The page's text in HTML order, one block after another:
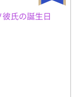
氏の誕生日